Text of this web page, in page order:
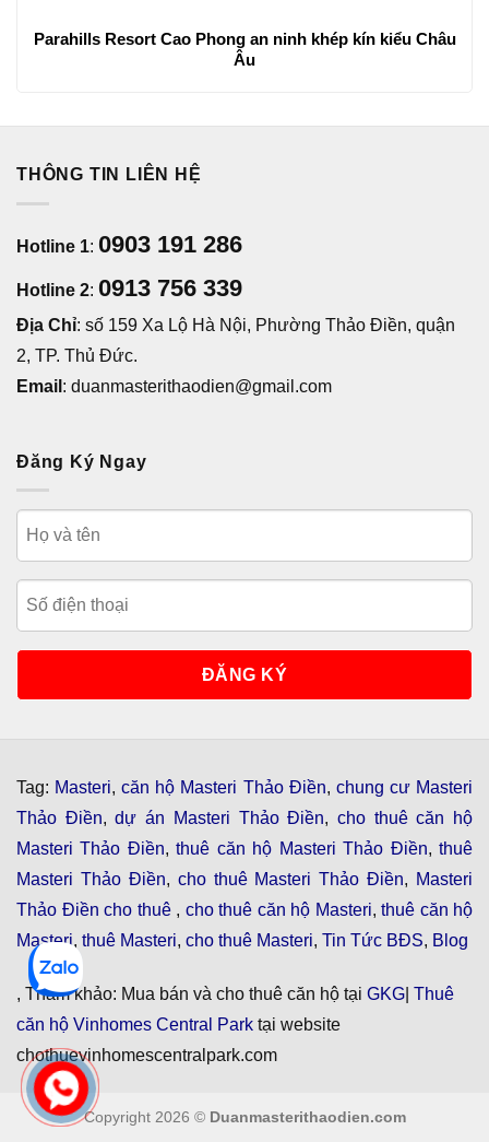
Parahills Resort Cao Phong an ninh khép kín kiểu Châu
Âu
THÔNG TIN LIÊN HỆ
Hotline 1: 0903 191 286
Hotline 2: 0913 756 339
Địa Chỉ: số 159 Xa Lộ Hà Nội, Phường Thảo Điền, quận
2, TP. Thủ Đức.
Email : duanmasterithaodien@gmail.com
Đăng Ký Ngay
Tag: Masteri,căn hộ Masteri Thảo Điền, chung cư Masteri
Thảo Điền,dự án Masteri Thảo Điền, cho thuê căn hộ
Masteri Thảo Điền,thuê căn hộ Masteri Thảo Điền,thuê
Masteri Thảo Điền, cho thuê Masteri Thảo Điền, Masteri
Thảo Điền cho thuê , cho thuê căn hộ Masteri, thuê căn hộ
Masteri, thuê Masteri, cho thuê Masteri, Tin Tức BĐS, Blog
, Tham khảo: Mua bán và cho thuê căn hộ tại GKG Thuê
căn hộ Vinhomes Central Park tại website
chothuevinhomescentralpark.com
Copyright 2026 © Duanmasterithaodien.com